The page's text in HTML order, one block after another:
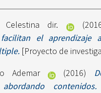
Celestina dir.
el aprendizaje
[Proyecto de
Ademar
(2016)
contenidos.